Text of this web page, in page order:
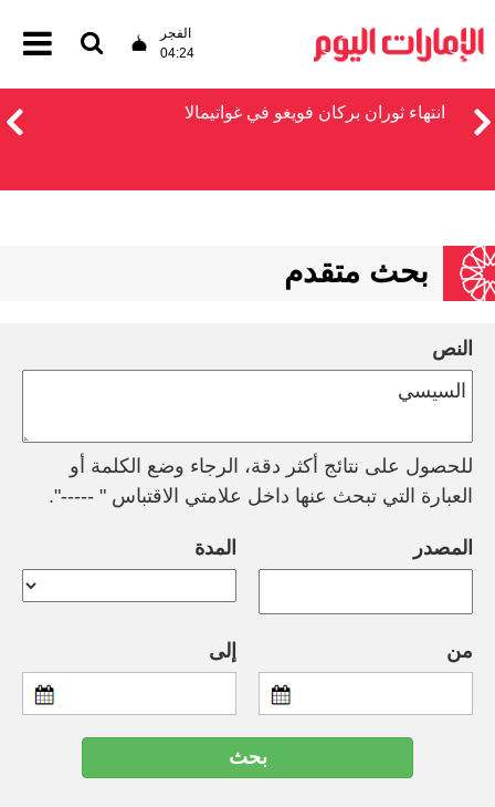
الفجر
04:24
انتهاء ثوران بركان فويغو في غواتيمالا
بحث متقدم
النص
للحصول على نتائج أكثر دقة، الرجاء وضع الكلمة أو
العبارة التي تبحث عنها داخل علامتي الاقتباس " -----".
المصدر المدة
من إلى